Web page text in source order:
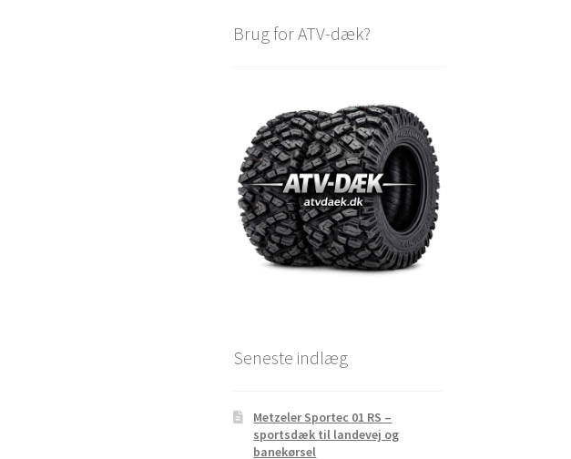
Brug for ATV-dæk?
Seneste indlæg
Metzeler Sportec 01 RS –
sportsdæk til landevej og
banekørsel